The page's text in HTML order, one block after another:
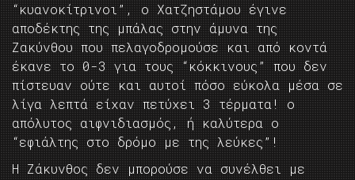
“κυανοκίτρινοι”, ο Χατζηστάμου έγινε
αποδέκτης της μπάλας στην άμυνα της
Ζακύνθου που πελαγοδρομούσε και από κοντά
έκανε το 0-3 για τους “κόκκινους” που δεν
πίστευαν ούτε και αυτοί πόσο εύκολα μέσα σε
λίγα λεπτά είχαν πετύχει 3 τέρματα! ο
απόλυτος αιφνιδιασμός, ή καλύτερα ο
“εφιάλτης στο δρόμο με της λεύκες”!
Η Ζάκυνθος δεν μπορούσε να συνέλθει με